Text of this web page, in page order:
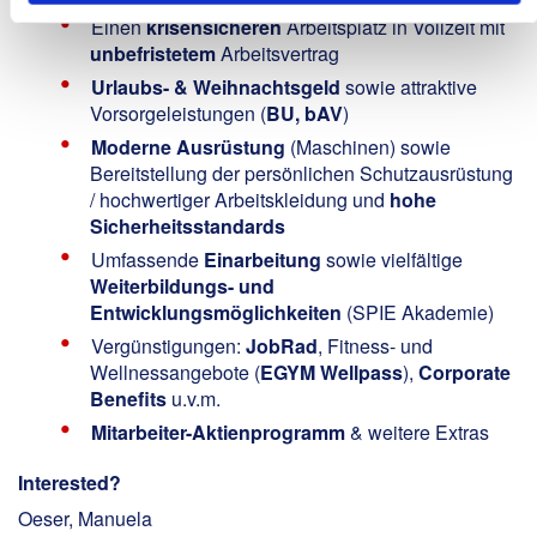
EinenkrisensicherenArbeitsplatz in Vollzeit mit
unbefristetemArbeitsvertrag
Urlaubs- & Weihnachtsgeld sowie attraktive
Vorsorgeleistungen (BU, bAV)
Moderne Ausrüstung (Maschinen) sowie
Bereitstellung der persönlichen Schutzausrüstung
/ hochwertiger Arbeitskleidung und hohe
Sicherheitsstandards
Umfassende Einarbeitung sowie vielfältige
Weiterbildungs- und
Entwicklungsmöglichkeiten (SPIE Akademie)
Vergünstigungen: JobRad, Fitness- und
Wellnessangebote (EGYM Wellpass), Corporate
Benefits u.v.m.
Mitarbeiter-Aktienprogramm& weitere Extras
Interested?
Oeser, Manuela